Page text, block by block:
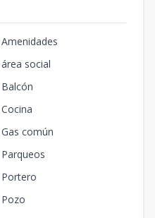
Amenidades
área social
Balcón
Cocina
Gas común
Parqueos
Portero
Pozo